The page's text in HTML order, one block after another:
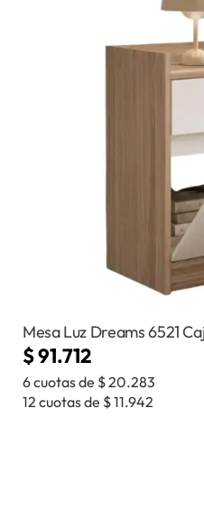
Mesa Luz Dreams 6521
$91.712
6 cuotas de $20.283
12 cuotas de $11.942